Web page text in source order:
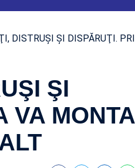
DISTRUŞI ŞI DISPĂRUŢI.
ŞI
VA MONTA